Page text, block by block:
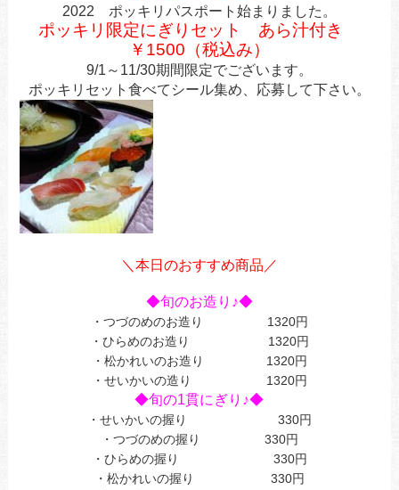
2022 ポッキリパスポート始まりました。
ポッキリ限定にぎりセット あら汁付き
￥1500（税込み）
9/1～11/30期間限定でございます。
ポッキリセット食べてシール集め、応募して下さい。
＼本日のおすすめ商品／
◆旬のお造り♪◆
・つづのめのお造り 1320円
・ひらめのお造り 1320円
・松かれいのお造り 1320円
・せいかいの造り 1320円
◆旬の1貫にぎり♪◆
・せいかいの握り 330円
・つづのめの握り 330円
・ひらめの握り 330円
・松かれいの握り 330円